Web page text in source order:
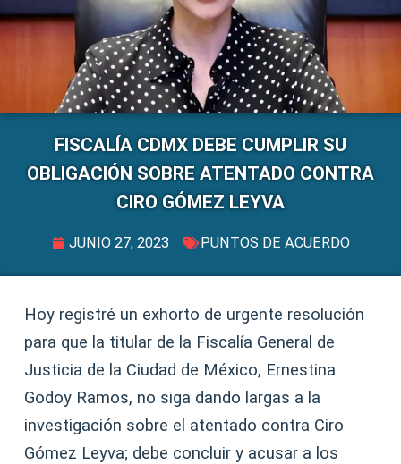
FISCALÍA CDMX DEBE CUMPLIR SU
OBLIGACIÓN SOBRE ATENTADO CONTRA
CIRO GÓMEZ LEYVA
JUNIO 27, 2023 PUNTOS DE ACUERDO
Hoy registré un exhorto de urgente resolución
para que la titular de la Fiscalía General de
Justicia de la Ciudad de México, Ernestina
Godoy Ramos, no siga dando largas a la
investigación sobre el atentado contra Ciro
Gómez Leyva; debe concluir y acusar a los